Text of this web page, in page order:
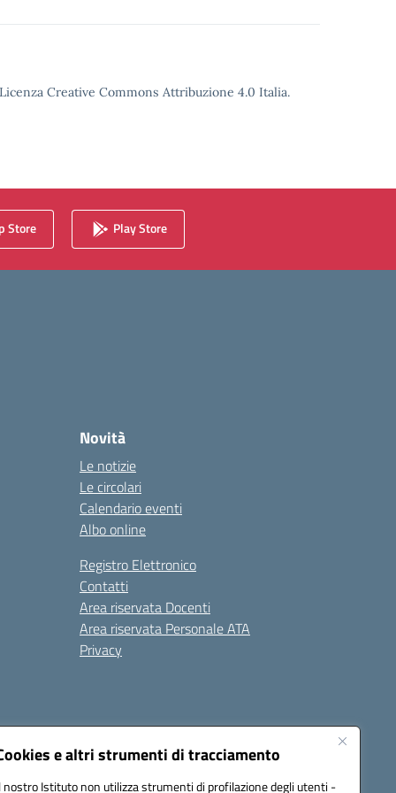
e altri strumenti di tracciamento
nostro Istituto non utilizza strumenti di profilazione degli utenti -
Creative Commons Attribuzione 4.0 Italia.
Store Play Store
Novità
Le notizie
Le circolari
Calendario eventi
Albo online
Registro Elettronico
Contatti
Area riservata Docenti
Area riservata Personale ATA
Privacy